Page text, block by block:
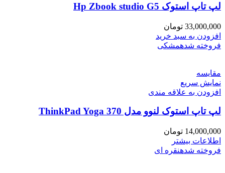
لپ تاپ استوک Hp Zbook studio G5
33,000,000 تومان
افزودن به سبد خرید
فروخته شدهمشکی
مقايسه
نمایش سریع
افزودن به علاقه مندی
لپ تاپ استوک لنوو مدل ThinkPad Yoga 370
14,000,000 تومان
اطلاعات بیشتر
فروخته شدهنقره ای